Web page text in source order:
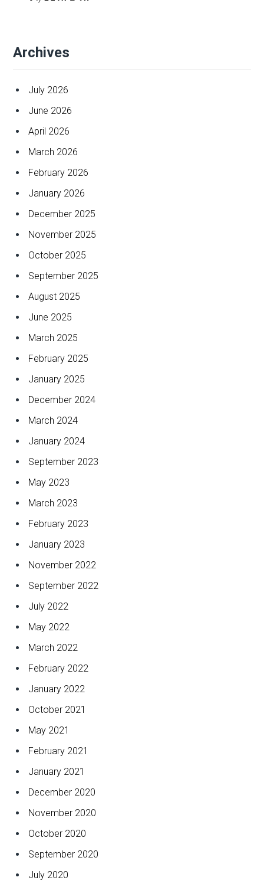
Archives
July 2026
June 2026
April 2026
March 2026
February 2026
January 2026
December 2025
November 2025
October 2025
September 2025
August 2025
June 2025
March 2025
February 2025
January 2025
December 2024
March 2024
January 2024
September 2023
May 2023
March 2023
February 2023
January 2023
November 2022
September 2022
July 2022
May 2022
March 2022
February 2022
January 2022
October 2021
May 2021
February 2021
January 2021
December 2020
November 2020
October 2020
September 2020
July 2020